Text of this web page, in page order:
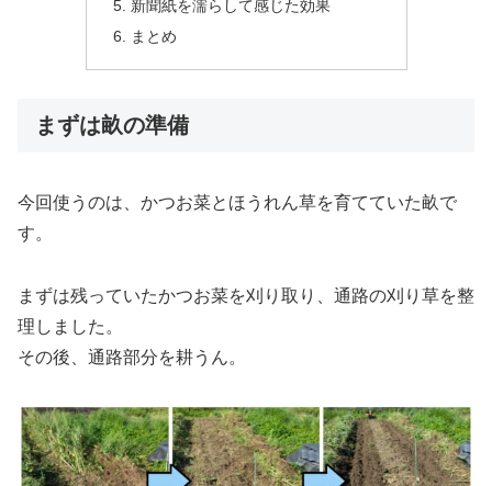
新聞紙を濡らして感じた効果
まとめ
まずは畝の準備
今回使うのは、かつお菜とほうれん草を育てていた畝で
す。
まずは残っていたかつお菜を刈り取り、通路の刈り草を整
理しました。
その後、通路部分を耕うん。